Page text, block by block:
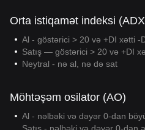
Orta istiqamət indeksi
Al - göstərici > 20 və +DI xətti -
Satış — göstərici > 20 və +DI
Neytral - nə al, nə də sat
Möhtəşəm osilator (AO)
Al - nəlbəki və dəyər 0-dan